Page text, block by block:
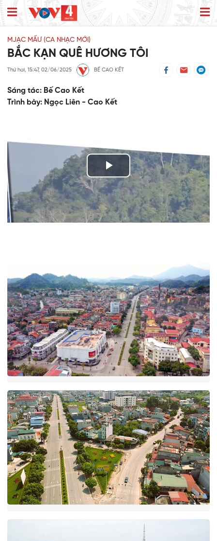
MJẠC MẤƯ (CA NHẠC MỚI)
BẮC KẠN QUÊ HƯƠNG TÔI
Thứ hai, 15:47, 02/06/2025 BẾ CAO KẾT
Sáng tác: Bế Cao Kết
Trình bày: Ngọc Liên - Cao Kết
Play
Video